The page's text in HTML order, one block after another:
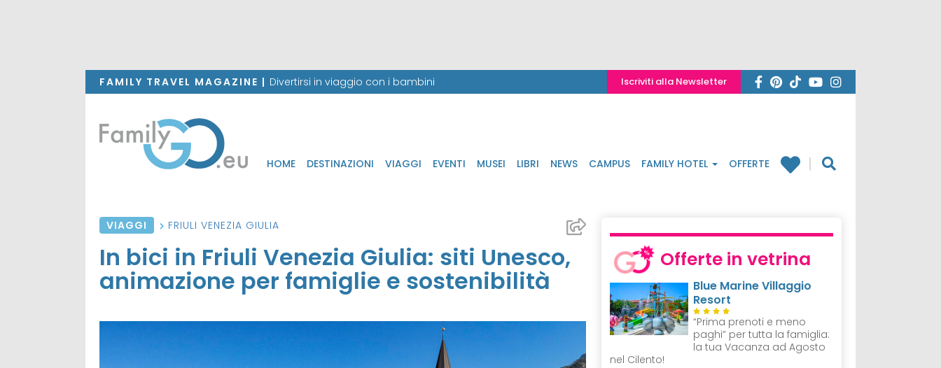
FAMILY TRAVEL MAGAZINE | Divertirsi in viaggio con i bambini Iscriviti alla Newsletter
HOME DESTINAZIONI VIAGGI EVENTI MUSEI LIBRI NEWS CAMPUS FAMILY HOTEL OFFERTE
VIAGGI FRIULI VENEZIA GIULIA
In bici in Friuli Venezia Giulia: siti Unesco,
animazione per famiglie e sostenibilità
Offerte in vetrina
Blue Marine Villaggio
Resort
“Prima prenoti e meno
paghi” per tutta la famiglia:
la tua Vacanza ad Agosto
nel Cilento!